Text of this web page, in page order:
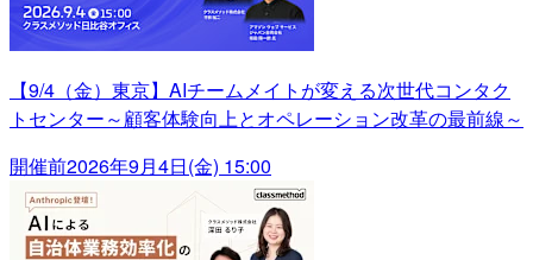
【9/4（金）東京】AIチームメイトが変える次世代コンタク
トセンター～顧客体験向上とオペレーション改革の最前線～
開催前2026年9月4日(金) 15:00